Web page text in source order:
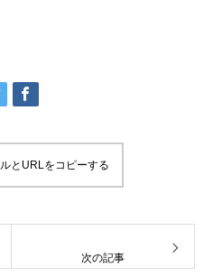
とURLをコピーする
次の記事